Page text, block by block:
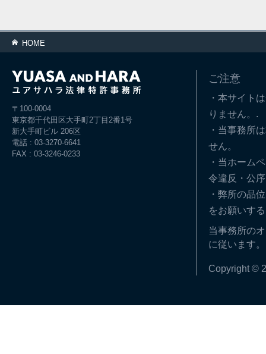
HOME
〒100-0004
東京都千代田区大手町2丁目2番1号
新大手町ビル 206区
電話 : 03-3270-6641
FAX : 03-3246-0233
ご注意
・本サイト
りません。.
・当事務所
せん。
・当ホーム
令違反・公
・弊所の品
をお願いす
当事務所の
に従います。
Copyright ©